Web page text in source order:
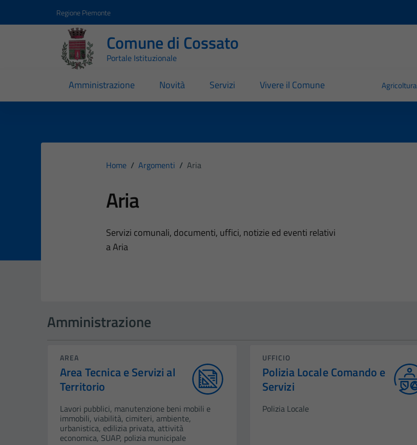
Regione Piemonte
Comune di Cossato
Portale Istituzionale
Amministrazione Novità Servizi Vivere il Comune Agricoltura
Home / Argomenti / Aria
Aria
Dettagli dell'argomento
Servizi comunali, documenti, uffici, notizie ed eventi relativi
a Aria
Amministrazione
AREA
Area Tecnica e Servizi al
Territorio
Lavori pubblici, manutenzione beni mobili e
immobili, viabilità, cimiteri, ambiente,
urbanistica, edilizia privata, attività
economica, SUAP, polizia municipale
UFFICIO
Polizia Locale Comando e
Servizi
Polizia Locale